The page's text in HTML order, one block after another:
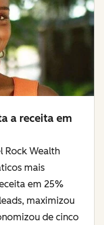
a receita em
Rock Wealth
mais
em 25%
maximizou
de cinco